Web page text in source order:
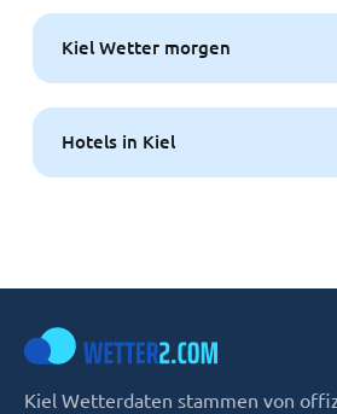
Kiel Wetter morgen
Hotels in Kiel
Kiel Wetterdaten stammen von